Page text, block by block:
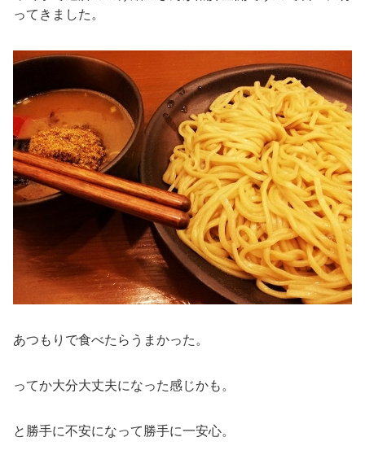
ってきました。
あつもりで食べたらうまかった。
ってか大分大丈夫になった感じかも。
と勝手に不安になって勝手に一安心。